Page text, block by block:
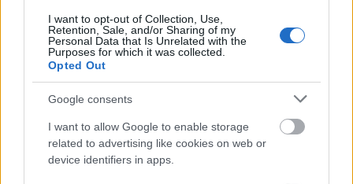
I want to opt-out of Collection, Use,
Retention, Sale, and/or Sharing of my
Personal Data that Is Unrelated with the
Purposes for which it was collected.
Opted Out
Google consents
I want to allow Google to enable storage
related to advertising like cookies on web or
device identifiers in apps.
elterjedt crowdfunding alapjait mutatja be
Profülben aPASSEDkét fiúja értékeli a
Disclosureúj albumát
- kiemeltLemezkritika
ről és
Petite Noir
bemutatkozó poplemezéről
- további sok kis kritika (Lana Del Rey, Darkstar
Eagles Of Death Metal